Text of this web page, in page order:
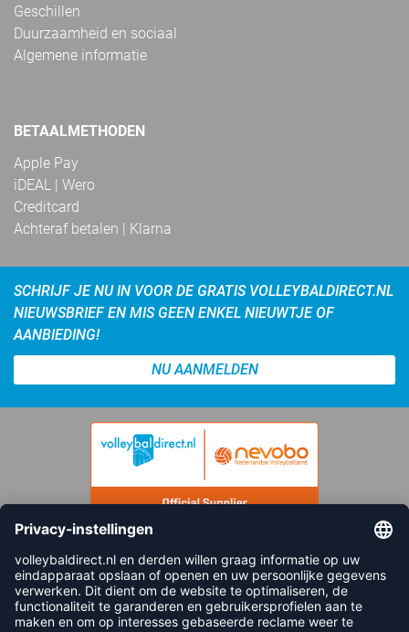
Geschillen
Duurzaamheid en sociaal
Algemene informatie
BETAALMETHODEN
Apple Pay
iDEAL | Wero
Creditcard
Achteraf betalen | Klarna
SCHRIJF JE NU IN VOOR DE GRATIS VOLLEYBALDIRECT.NL
NIEUWSBRIEF EN MIS GEEN ENKEL NIEUWTJE OF
AANBIEDING!
NU AANMELDEN